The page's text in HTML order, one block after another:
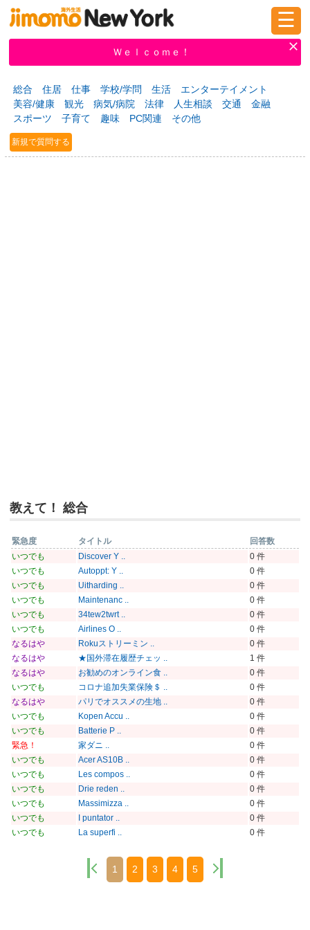
新規登録
掲示板 タウン情報 教えて！
☰
Ｗｅｌｃｏｍｅ！
総合 住居 仕事 学校/学問 生活
エンターテイメント
美容/健康
観光 病気/病院 法律 人生相談 交通
金融
スポーツ
子育て 趣味 PC関連 その他
新規で質問する
教えて！ 総合
緊急度 タイトル
回答数
いつでも
Discover Y ..
0 件
いつでも
Autoppt: Y ..
0 件
いつでも
Uitharding ..
0 件
いつでも
Maintenanc ..
0 件
いつでも
34tew2twrt ..
0 件
いつでも
Airlines O ..
0 件
なるはや
Rokuストリーミン ..
0 件
なるはや
★国外滞在履歴チェッ ..
1 件
なるはや
お勧めのオンライン食 ..
0 件
いつでも
コロナ追加失業保険＄ ..
0 件
なるはや
パリでオススメの生地 ..
0 件
いつでも
Kopen Accu ..
0 件
いつでも
Batterie P ..
0 件
緊急！
家ダニ ..
0 件
いつでも
Acer AS10B ..
0 件
いつでも
Les compos ..
0 件
いつでも
Drie reden ..
0 件
いつでも
Massimizza ..
0 件
いつでも
I puntator ..
0 件
いつでも
La superfi .. 0 件
1 2 3 4 5